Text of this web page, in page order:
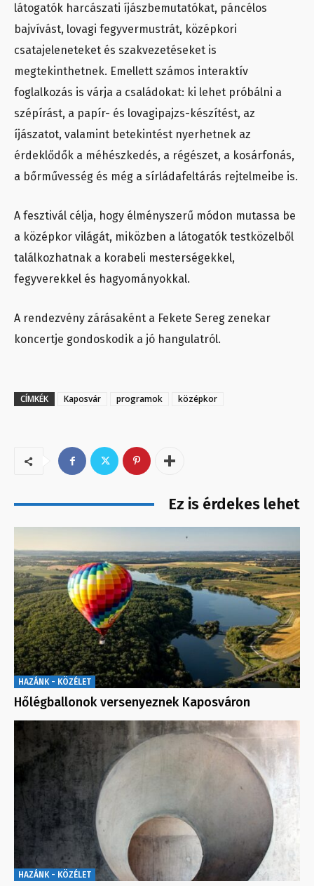
látogatók harcászati íjászbemutatókat, páncélos
bajvívást, lovagi fegyvermustrát, középkori
csatajeleneteket és szakvezetéseket is
megtekinthetnek. Emellett számos interaktív
foglalkozás is várja a családokat: ki lehet próbálni a
szépírást, a papír- és lovagipajzs-készítést, az
íjászatot, valamint betekintést nyerhetnek az
érdeklődők a méhészkedés, a régészet, a kosárfonás,
a bőrművesség és még a sírládafeltárás rejtelmeibe is.
A fesztivál célja, hogy élményszerű módon mutassa be
a középkor világát, miközben a látogatók testközelből
találkozhatnak a korabeli mesterségekkel,
fegyverekkel és hagyományokkal.
A rendezvény zárásaként a Fekete Sereg zenekar
koncertje gondoskodik a jó hangulatról.
CÍMKÉK Kaposvár programok középkor
Ez is érdekes lehet
HAZÁNK - KÖZÉLET
Hőlégballonok versenyeznek Kaposváron
HAZÁNK - KÖZÉLET